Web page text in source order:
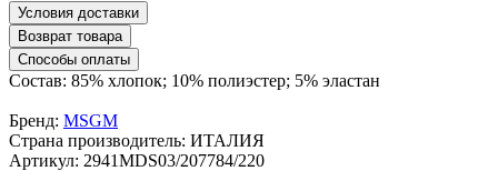
Условия доставки
Возврат товара
Способы оплаты
Состав: 85% хлопок; 10% полиэстер; 5% эластан
Бренд: MSGM
Страна производитель: ИТАЛИЯ
Артикул: 2941MDS03/207784/220